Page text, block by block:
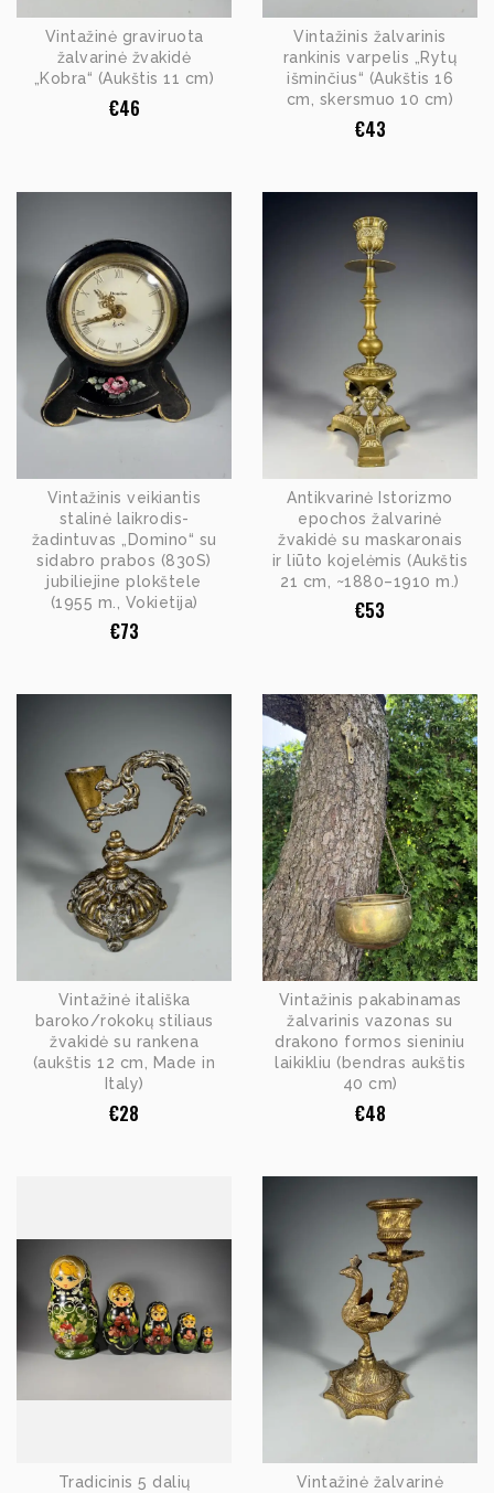
Vintažinė graviruota
žalvarinė žvakidė
„Kobra“ (Aukštis 11 cm)
€46
Vintažinis žalvarinis
rankinis varpelis „Rytų
išminčius“ (Aukštis 16
cm, skersmuo 10 cm)
€43
Vintažinis veikiantis
stalinė laikrodis-
žadintuvas „Domino“ su
sidabro prabos (830S)
jubiliejine plokštele
(1955 m., Vokietija)
€73
Antikvarinė Istorizmo
epochos žalvarinė
žvakidė su maskaronais
ir liūto kojelėmis (Aukštis
21 cm, ~1880–1910 m.)
€53
Vintažinė itališka
baroko/rokokų stiliaus
žvakidė su rankena
(aukštis 12 cm, Made in
Italy)
€28
Vintažinis pakabinamas
žalvarinis vazonas su
drakono formos sieniniu
laikikliu (bendras aukštis
40 cm)
€48
Tradicinis 5 dalių
Vintažinė žalvarinė